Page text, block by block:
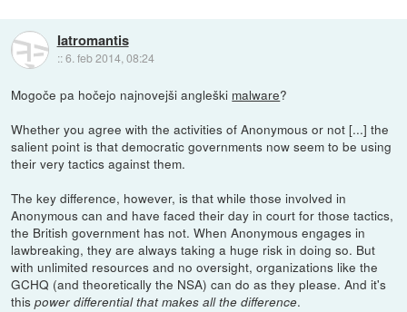
Iatromantis
::6. feb 2014, 08:24
Mogoče pa hočejo najnovejši angleški malware?
Whether you agree with the activities of Anonymous or not [...] the
salient point is that democratic governments now seem to be using
their very tactics against them.
The key difference, however, is that while those involved in
Anonymous can and have faced their day in court for those tactics,
the British government has not. When Anonymous engages in
lawbreaking, they are always taking a huge risk in doing so. But
with unlimited resources and no oversight, organizations like the
GCHQ (and theoretically the NSA) can do as they please. And it's
thispower differential that makes all the difference.